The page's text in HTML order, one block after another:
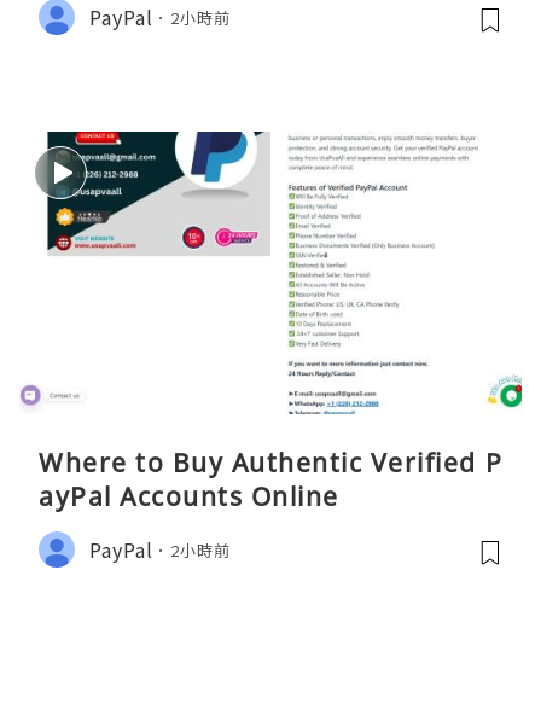
PayPal 2小時前
Where to Buy Authentic Verified P
ayPal Accounts Online
PayPal 2小時前